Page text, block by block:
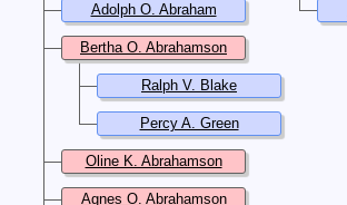
Adolph O. Abraham
Bertha O. Abrahamson
Ralph V. Blake
Percy A. Green
Oline K. Abrahamson
Agnes O. Abrahamson